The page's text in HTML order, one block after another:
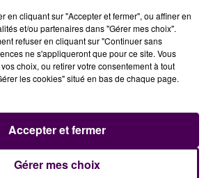
préfet de la Sarthe :
en cliquant sur "Accepter et fermer", ou affiner en
et/ou partenaires dans "Gérer mes choix".
refuser en cliquant sur "Continuer sans
ne s'appliqueront que pour ce site. Vous
choix, ou retirer votre consentement à tout
les cookies" situé en bas de chaque page.
Gérer mes choix
Accepter et fermer